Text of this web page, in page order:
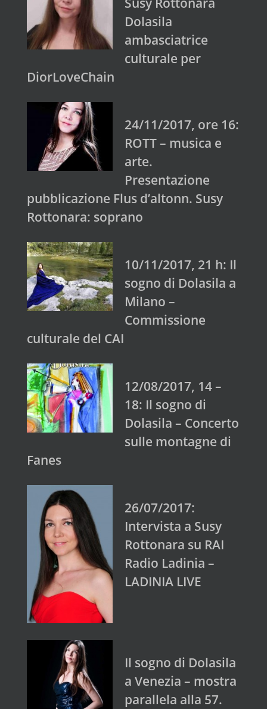
Dolasila
ambasciatrice
culturale per
DiorLoveChain
24/11/2017, ore 16:
ROTT – musica e
arte.
Presentazione
pubblicazione Flus d’altonn. Susy
Rottonara: soprano
10/11/2017, 21 h: Il
sogno di Dolasila a
Milano –
Commissione
culturale del CAI
12/08/2017, 14 –
18: Il sogno di
Dolasila – Concerto
sulle montagne di
Fanes
26/07/2017:
Intervista a Susy
Rottonara su RAI
Radio Ladinia –
LADINIA LIVE
Il sogno di Dolasila
a Venezia – mostra
parallela alla 57.